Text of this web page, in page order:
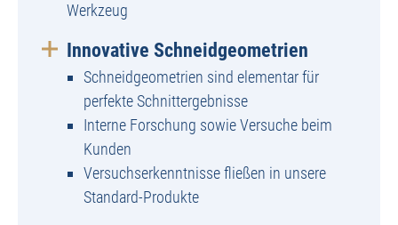
Werkzeug
Innovative Schneidgeometrien
Schneidgeometrien sind elementar für
perfekte Schnittergebnisse
Interne Forschung sowie Versuche beim
Kunden
Versuchserkenntnisse fließen in unsere
Standard-Produkte